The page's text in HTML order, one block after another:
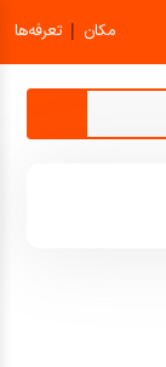
مکان | تعرفه‌ها